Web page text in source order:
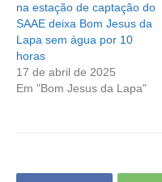
na estação de captação do
SAAE deixa Bom Jesus da
Lapa sem água por 10
horas
17 de abril de 2025
Em "Bom Jesus da Lapa"